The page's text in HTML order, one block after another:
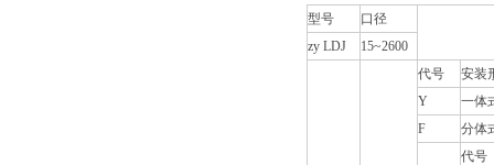
型号
口径
zy LDJ
15~2600
代号
安装
Y
一体
F
分体
代号